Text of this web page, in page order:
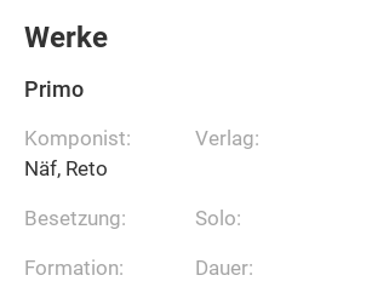
Werke
Primo
Komponist:
Näf, Reto
Besetzung:
Formation:
Verlag:
Solo:
Dauer: